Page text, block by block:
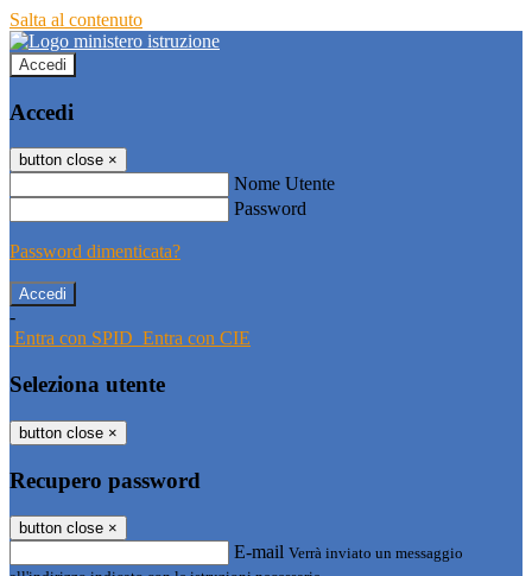
Salta al contenuto
Accedi
Accedi
button close ×
Nome Utente
Password
Password dimenticata?
-
Entra con SPID Entra con CIE
Seleziona utente
button close ×
Recupero password
button close ×
E-mail Verrà inviato un messaggio